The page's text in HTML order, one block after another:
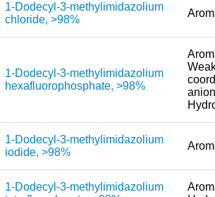
& Additive
ionischen Flüssigkeiten
1-Dodecyl-3-methylimidazolium
chloride, >98%
1-Dodecyl-3-methylimidazolium
hexafluorophosphate, >98%
1-Dodecyl-3-methylimidazolium
iodide, >98%
1-Dodecyl-3-methylimidazolium